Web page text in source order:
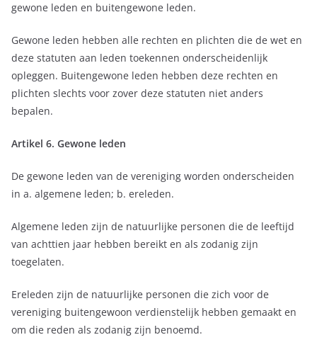
gewone leden en buitengewone leden.
Gewone leden hebben alle rechten en plichten die de wet en
deze statuten aan leden toekennen onderscheidenlijk
opleggen. Buitengewone leden hebben deze rechten en
plichten slechts voor zover deze statuten niet anders
bepalen.
Artikel 6. Gewone leden
De gewone leden van de vereniging worden onderscheiden
in a. algemene leden; b. ereleden.
Algemene leden zijn de natuurlijke personen die de leeftijd
van achttien jaar hebben bereikt en als zodanig zijn
toegelaten.
Ereleden zijn de natuurlijke personen die zich voor de
vereniging buitengewoon verdienstelijk hebben gemaakt en
om die reden als zodanig zijn benoemd.